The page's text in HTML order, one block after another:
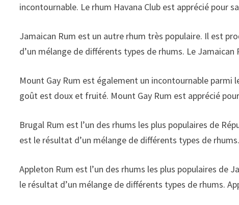
incontournable. Le rhum Havana Club est apprécié pour
Jamaican Rum est un autre rhum très populaire. Il est
d’un mélange de différents types de rhums. Le
Mount Gay Rum est également un incontournable
goût est doux et fruité. Mount Gay Rum est apprécié
Brugal Rum est l’un des rhums les plus populaires de
est le résultat d’un mélange de différents types de
Appleton Rum est l’un des rhums les plus populaires
le résultat d’un mélange de différents types de rhums.